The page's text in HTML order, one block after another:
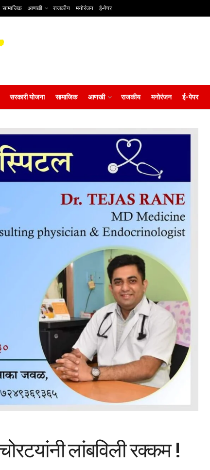
सामाजिक आणखी राजकीय मनोरंजन ई-पेपर
सरकारी योजना सामाजिक आणखी राजकीय मनोरंजन ई-पेपर
लांबविली रक्कम !